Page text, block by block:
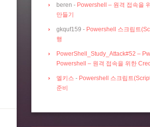
beren - Powershell – 원격 접속을
만들기
gkquf159 - Powershell 스크립트
행
PowerShell_Study_Attack#52 –
Powershell – 원격 접속을 위한
엘키스 - Powershell 스크립트
준비